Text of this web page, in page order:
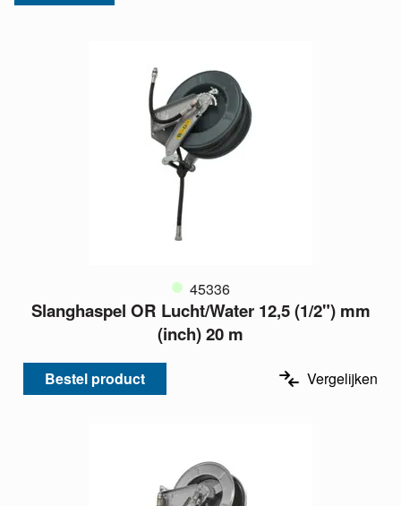
45336
Slanghaspel OR Lucht/Water 12,5 (1/2") mm
(inch) 20 m
Bestel product Vergelijken